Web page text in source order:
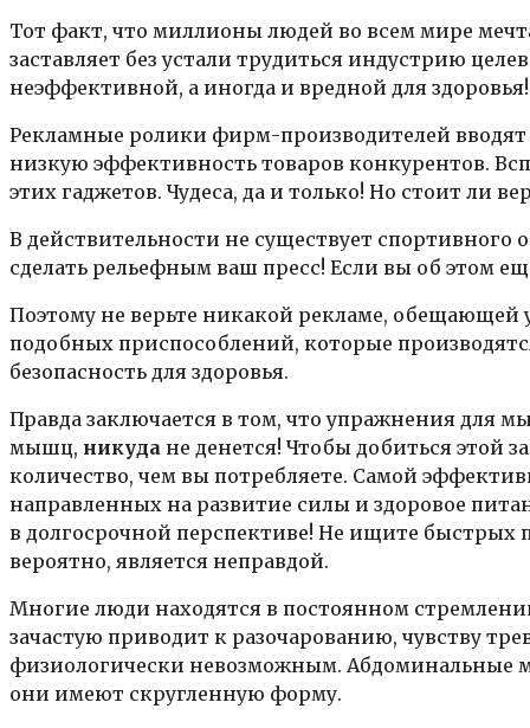
Тот факт, что миллионы людей во всем мире
заставляет без устали трудиться индустрию
неэффективной, а иногда и вредной для здоровья!
Рекламные ролики фирм-производителей вводят
низкую эффективность товаров конкурентов.
этих гаджетов. Чудеса, да и только! Но стоит ли
В действительности не существует
сделать рельефным ваш пресс! Если вы об этом
Поэтому не верьте никакой рекламе,
подобных приспособлений, которые
безопасность для здоровья.
Правда заключается в том, что упражнения
мышц, никуда не денется! Чтобы добиться этой
количество, чем вы потребляете. Самой
направленных на развитие силы и здоровое
в долгосрочной перспективе! Не ищите быстрых
вероятно, является неправдой.
Многие люди находятся в постоянном
зачастую приводит к разочарованию, чувству
физиологически невозможным. Абдоминальные
они имеют скругленную форму.